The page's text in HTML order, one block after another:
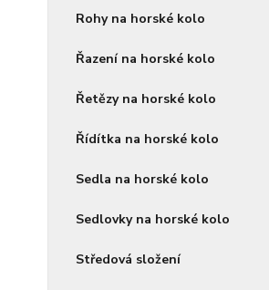
Rohy na horské kolo
Řazení na horské kolo
Řetězy na horské kolo
Řídítka na horské kolo
Sedla na horské kolo
Sedlovky na horské kolo
Středová složení